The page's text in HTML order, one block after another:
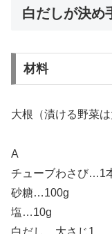
白だしが決め
材料
大根（漬ける野菜
A
チューブわさび…1
砂糖…100g
塩…10g
白だし…大さじ1